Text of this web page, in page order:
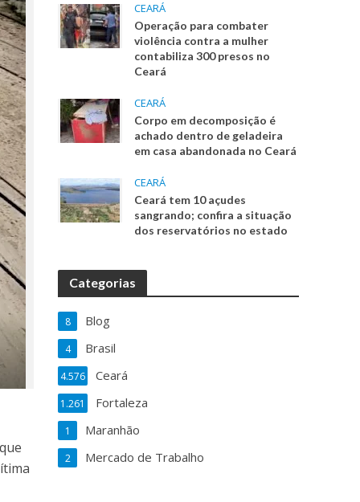
CEARÁ
Operação para combater
violência contra a mulher
contabiliza 300 presos no
Ceará
CEARÁ
Corpo em decomposição é
achado dentro de geladeira
em casa abandonada no Ceará
CEARÁ
Ceará tem 10 açudes
sangrando; confira a situação
dos reservatórios no estado
Categorias
Blog
8
Brasil
4
Ceará
4.576
Fortaleza
1.261
Maranhão
1
Mercado de Trabalho
2